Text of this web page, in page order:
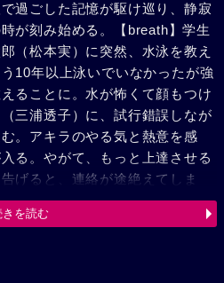
過ごした記憶が駆け巡り、静寂
が刻み始める。【breath】学生
（松本実）に突然、水泳を教え
10年以上泳いでいなかったが強
ることに。水が怖くて顔もつけ
三浦透子）に、試行錯誤しなが
。アキラのやる気と熱意を感
る。やがて、もっと上達させる
げると、連絡が途絶えてしま
アキラから届いた手紙で、忘れ
空と白と波と母】女子中学生の
母とよく一緒に行った海へと向
きを読む